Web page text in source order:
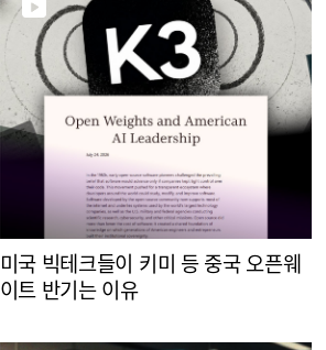
미국 빅테크들이 키미 등 중국 오픈웨
이트 반기는 이유